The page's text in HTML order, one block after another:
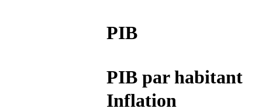
PIB
PIB par habitant
Inflation